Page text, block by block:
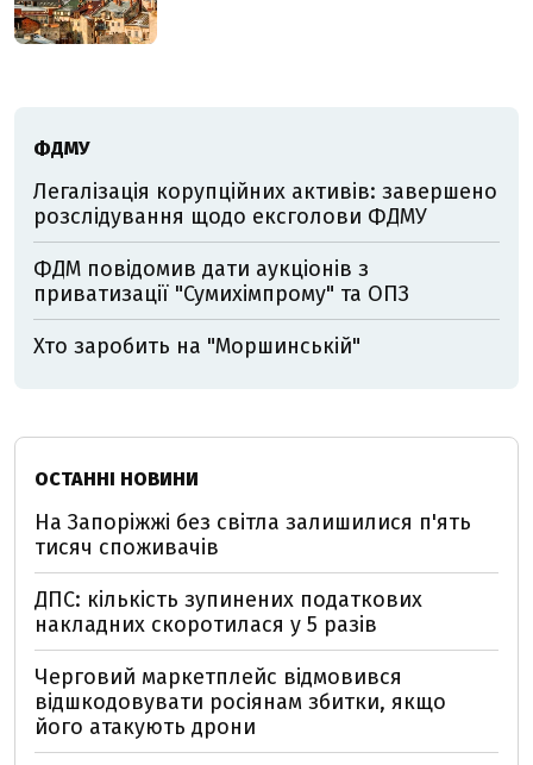
ФДМУ
Легалізація корупційних активів: завершено
розслідування щодо ексголови ФДМУ
ФДМ повідомив дати аукціонів з
приватизації "Сумихімпрому" та ОПЗ
Хто заробить на "Моршинській"
ОСТАННІ НОВИНИ
На Запоріжжі без світла залишилися п'ять
тисяч споживачів
ДПС: кількість зупинених податкових
накладних скоротилася у 5 разів
Черговий маркетплейс відмовився
відшкодовувати росіянам збитки, якщо
його атакують дрони